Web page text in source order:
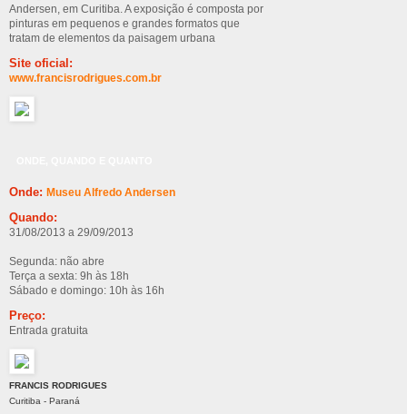
Andersen, em Curitiba. A exposição é composta por
pinturas em pequenos e grandes formatos que
tratam de elementos da paisagem urbana
Site oficial:
www.francisrodrigues.com.br
Onde: Museu Alfredo Andersen
Quando:
31/08/2013 a 29/09/2013
Segunda: não abre
Terça a sexta: 9h às 18h
Sábado e domingo: 10h às 16h
Preço:
Entrada gratuita
FRANCIS RODRIGUES
Curitiba - Paraná